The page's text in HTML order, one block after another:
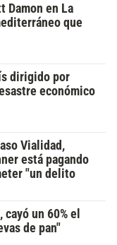
Damon en La
que
dirigido por
económico
Vialidad,
está pagando
"un delito
un 60% el
de pan"